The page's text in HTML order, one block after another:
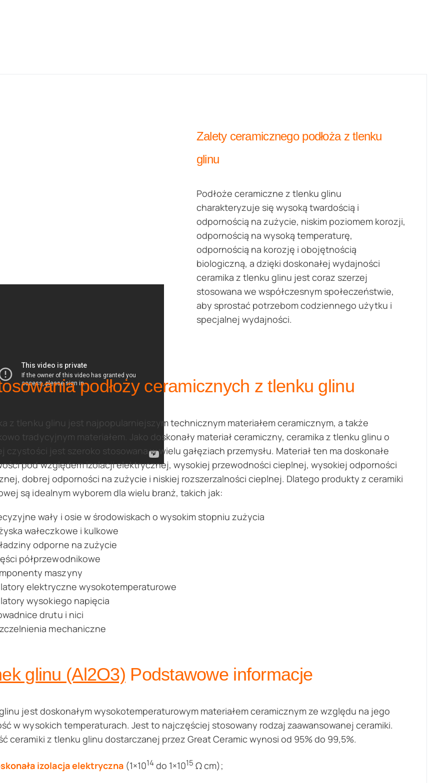
Zalety ceramicznego podłoża z tlenku
glinu
Podłoże ceramiczne z tlenku glinu
charakteryzuje się wysoką twardością i
odpornością na zużycie, niskim poziomem korozji,
odpornością na wysoką temperaturę,
odpornością na korozję i obojętnością
biologiczną, a dzięki doskonałej wydajności
ceramika z tlenku glinu jest coraz szerzej
stosowana we współczesnym społeczeństwie,
aby sprostać potrzebom codziennego użytku i
specjalnej wydajności.
podłoży ceramicznych z tlenku glinu
z tlenku glinu jest najpopularniejszym technicznym materiałem ceramicznym, a także
tradycyjnym materiałem. Jako doskonały materiał ceramiczny, ceramika z tlenku glinu o
czystości jest szeroko stosowana w wielu gałęziach przemysłu. Materiał ten ma doskonałe
pod względem izolacji elektrycznej, wysokiej przewodności cieplnej, wysokiej odporności
dobrej odporności na zużycie i niskiej rozszerzalności cieplnej. Dlatego produkty z ceramiki
są idealnym wyborem dla wielu branż, takich jak:
wały i osie w środowiskach o wysokim stopniu zużycia
wałeczkowe i kulkowe
odporne na zużycie
półprzewodnikowe
maszyny
elektryczne wysokotemperaturowe
wysokiego napięcia
drutu i nici
mechaniczne
glinu (Al2O3) Podstawowe informacje
jest doskonałym wysokotemperaturowym materiałem ceramicznym ze względu na jego
w wysokich temperaturach. Jest to najczęściej stosowany rodzaj zaawansowanej ceramiki.
ceramiki z tlenku glinu dostarczanej przez Great Ceramic wynosi od 95% do 99,5%.
izolacja elektryczna(1×1014 do 1×1015 Ω cm);